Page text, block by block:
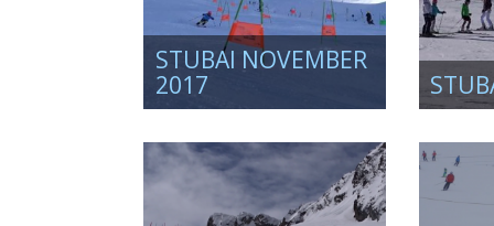
STUBAI NOVEMBER
2017